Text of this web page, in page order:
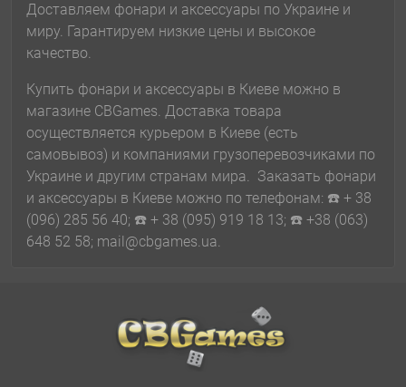
Доставляем фонари и аксессуары по Украине и
миру. Гарантируем низкие цены и высокое
качество.
Купить фонари и аксессуары в Киеве можно в
магазине CBGames. Доставка товара
осуществляется курьером в Киеве (есть
самовывоз) и компаниями грузоперевозчиками по
Украине и другим странам мира. Заказать фонари
и аксессуары в Киеве можно по телефонам: ☎️ + 38
(096) 285 56 40; ☎️ + 38 (095) 919 18 13; ☎️ +38 (063)
648 52 58; mail@cbgames.ua.